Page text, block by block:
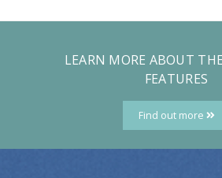
LEARN MORE ABOUT
FEATURES
Find out more